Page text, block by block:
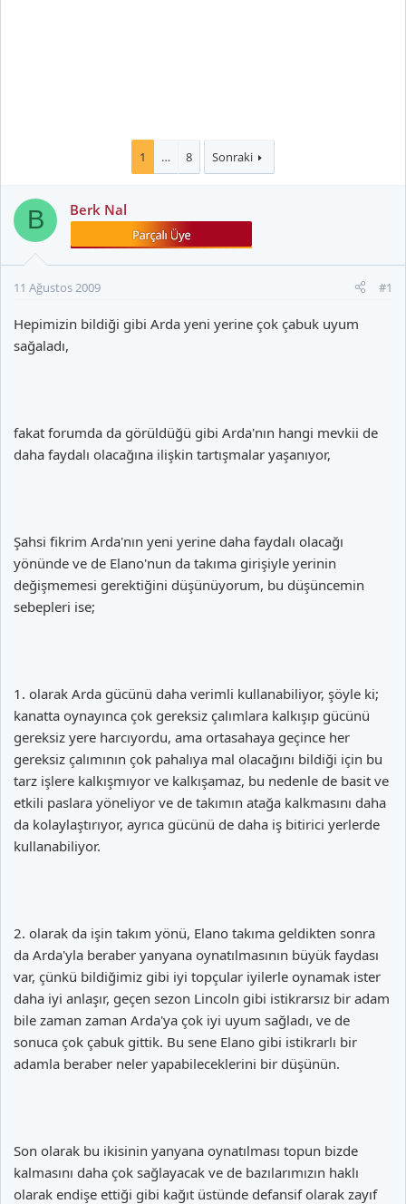
1 … 8 Sonraki
B Berk Nal
11 Ağustos 2009 #1
Hepimizin bildiği gibi Arda yeni yerine çok çabuk uyum
sağaladı,
fakat forumda da görüldüğü gibi Arda'nın hangi mevkii de
daha faydalı olacağına ilişkin tartışmalar yaşanıyor,
Şahsi fikrim Arda'nın yeni yerine daha faydalı olacağı
yönünde ve de Elano'nun da takıma girişiyle yerinin
değişmemesi gerektiğini düşünüyorum, bu düşüncemin
sebepleri ise;
1. olarak Arda gücünü daha verimli kullanabiliyor, şöyle ki;
kanatta oynayınca çok gereksiz çalımlara kalkışıp gücünü
gereksiz yere harcıyordu, ama ortasahaya geçince her
gereksiz çalımının çok pahalıya mal olacağını bildiği için bu
tarz işlere kalkışmıyor ve kalkışamaz, bu nedenle de basit ve
etkili paslara yöneliyor ve de takımın atağa kalkmasını daha
da kolaylaştırıyor, ayrıca gücünü de daha iş bitirici yerlerde
kullanabiliyor.
2. olarak da işin takım yönü, Elano takıma geldikten sonra
da Arda'yla beraber yanyana oynatılmasının büyük faydası
var, çünkü bildiğimiz gibi iyi topçular iyilerle oynamak ister
daha iyi anlaşır, geçen sezon Lincoln gibi istikrarsız bir adam
bile zaman zaman Arda'ya çok iyi uyum sağladı, ve de
sonuca çok çabuk gittik. Bu sene Elano gibi istikrarlı bir
adamla beraber neler yapabileceklerini bir düşünün.
Son olarak bu ikisinin yanyana oynatılması topun bizde
kalmasını daha çok sağlayacak ve de bazılarımızın haklı
olarak endişe ettiği gibi kağıt üstünde defansif olarak zayıf